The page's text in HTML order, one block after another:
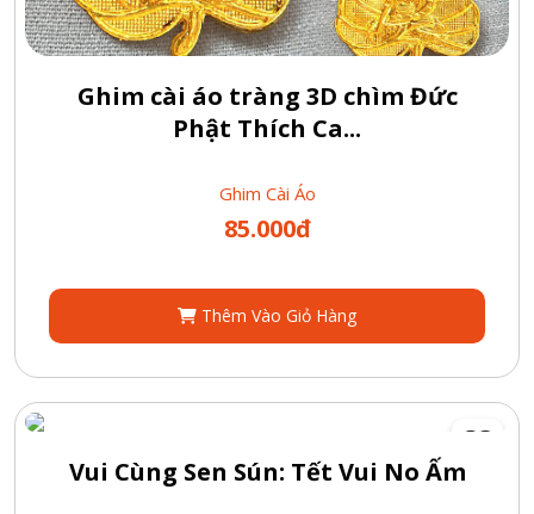
Ghim cài áo tràng 3D chìm Đức
Phật Thích Ca...
Ghim Cài Áo
85.000đ
Thêm Vào Giỏ Hàng
Vui Cùng Sen Sún: Tết Vui No Ấm